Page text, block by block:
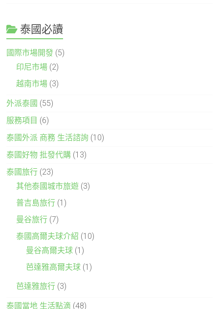
泰國必讀
國際市場開發 (5)
印尼市場 (2)
越南市場 (3)
外派泰國 (55)
服務項目 (6)
泰國外派 商務 生活諮詢 (10)
泰國好物 批發代購 (13)
泰國旅行 (23)
其他泰國城市旅遊 (3)
普吉島旅行 (1)
曼谷旅行 (7)
泰國高爾夫球介紹 (10)
曼谷高爾夫球 (1)
芭達雅高爾夫球 (1)
芭達雅旅行 (3)
泰國當地 生活點滴 (48)